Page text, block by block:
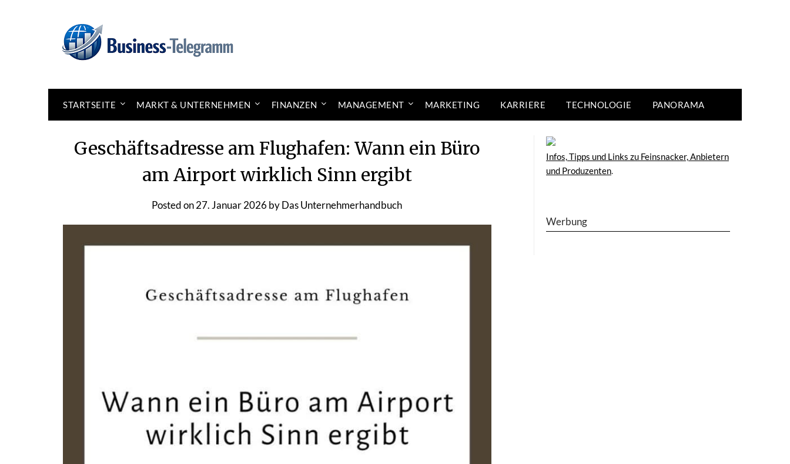
Business-Telegramm
News for better business
STARTSEITE MARKT & UNTERNEHMEN FINANZEN MANAGEMENT MARKETING KARRIERE TECHNOLOGIE PANORAMA
Geschäftsadresse am Flughafen: Wann ein Büro
am Airport wirklich Sinn ergibt
Posted on27. Januar 2026byDas Unternehmerhandbuch
Infos, Tipps und Links zu Feinsnacker, Anbietern
und Produzenten.
Werbung